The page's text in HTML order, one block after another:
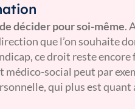
décider pour soi-même.
que l’on souhaite
ce droit reste encore
médico-social peut par
qui plus est quant